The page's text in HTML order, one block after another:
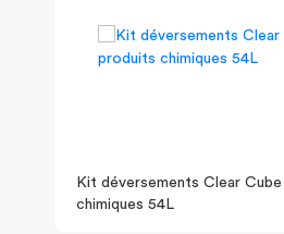
Kit déversements Clear
chimiques 54L